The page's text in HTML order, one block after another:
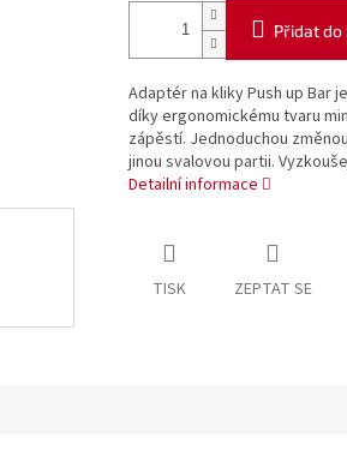
Přidat do
Adaptér na kliky Push up Bar
díky ergonomickému tvaru
zápěstí. Jednoduchou
jinou svalovou partii.
Detailní informace
TISK ZEPTAT SE